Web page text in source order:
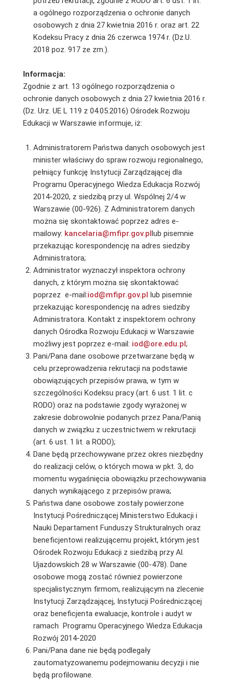
a ogólnego rozporządzenia o ochronie danych
osobowych z dnia 27 kwietnia 2016 r. oraz art. 22
Kodeksu Pracy z dnia 26 czerwca 1974 r. (Dz.U.
2018 poz. 917 ze zm.).
Informacja:
Zgodnie z art. 13 ogólnego rozporządzenia o
ochronie danych osobowych z dnia 27 kwietnia 2016 r.
(Dz. Urz. UE L 119 z 04.05.2016) Ośrodek Rozwoju
Edukacji w Warszawie informuje, iż:
Administratorem Państwa danych osobowych jest
minister właściwy do spraw rozwoju regionalnego,
pełniący funkcję Instytucji Zarządzającej dla
Programu Operacyjnego Wiedza Edukacja Rozwój
2014-2020, z siedzibą przy ul. Wspólnej 2/4 w
Warszawie (00-926). Z Administratorem danych
można się skontaktować poprzez adres e-
mailowy: kancelaria@mfipr.gov.pllub pisemnie
przekazując korespondencję na adres siedziby
Administratora;
Administrator wyznaczył inspektora ochrony
danych, z którym można się skontaktować
poprzez e-mail:iod@mfipr.gov.pl lub pisemnie
przekazując korespondencję na adres siedziby
Administratora. Kontakt z inspektorem ochrony
danych Ośrodka Rozwoju Edukacji w Warszawie
możliwy jest poprzez e-mail: iod@ore.edu.pl;
Pani/Pana dane osobowe przetwarzane będą w
celu przeprowadzenia rekrutacji na podstawie
obowiązujących przepisów prawa, w tym w
szczególności Kodeksu pracy (art. 6 ust. 1 lit. c
RODO) oraz na podstawie zgody wyrażonej w
zakresie dobrowolnie podanych przez Pana/Panią
danych w związku z uczestnictwem w rekrutacji
(art. 6 ust. 1 lit. a RODO);
Dane będą przechowywane przez okres niezbędny
do realizacji celów, o których mowa w pkt. 3, do
momentu wygaśnięcia obowiązku przechowywania
danych wynikającego z przepisów prawa;
Państwa dane osobowe zostały powierzone
Instytucji Pośredniczącej Ministerstwo Edukacji i
Nauki Departament Funduszy Strukturalnych oraz
beneficjentowi realizującemu projekt, którym jest
Ośrodek Rozwoju Edukacji z siedzibą przy Al.
Ujazdowskich 28 w Warszawie (00-478). Dane
osobowe mogą zostać również powierzone
specjalistycznym firmom, realizującym na zlecenie
Instytucji Zarządzającej, Instytucji Pośredniczącej
oraz beneficjenta ewaluacje, kontrole i audyt w
ramach Programu Operacyjnego Wiedza Edukacja
Rozwój 2014-2020
Pani/Pana dane nie będą podlegały
zautomatyzowanemu podejmowaniu decyzji i nie
będą profilowane.